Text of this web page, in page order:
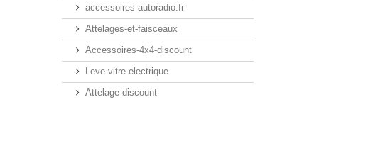
accessoires-autoradio.fr
Attelages-et-faisceaux
Accessoires-4x4-discount
Leve-vitre-electrique
Attelage-discount